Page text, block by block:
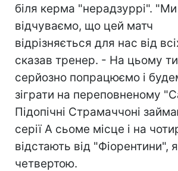
біля керма "нерадзуррі". "Ми
відчуваємо, що цей матч
відрізняється для нас від
сказав тренер. - На цьому
серйозно попрацюємо і
зіграти на переповненому
Підопічні Страмаччоні
серії А сьоме місце і на
відстають від "Фіорентини",
четвертою.